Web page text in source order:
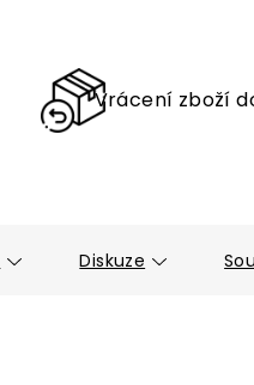
Vrácení zboží
Diskuze